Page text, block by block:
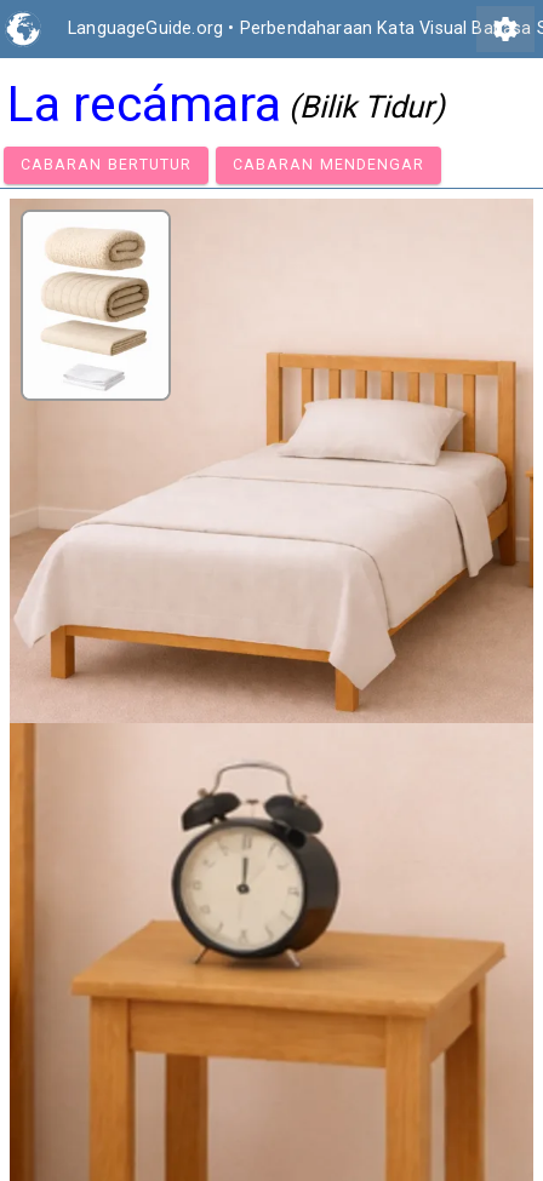
LanguageGuide.org • Perbendaharaan Kata Visual Bahasa
settings
La recámara (Bilik Tidur)
CABARAN BERTUTUR CABARAN MENDENGAR